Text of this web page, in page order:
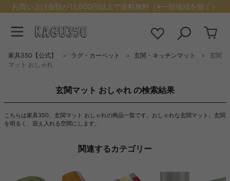
お買い上げ金額が11,000円以上で送料無料（※一部地域を除く）
家具350【公式】 ラグ・カーペット 玄関・キッチンマット
玄関
マット おしゃれ
玄関マット おしゃれ の検索結果
こちらは家具350、玄関マット おしゃれの商品一覧です。おしゃれな玄関マット。玄関
を明るく、迎え入れる空間にします。
関連するカテゴリー